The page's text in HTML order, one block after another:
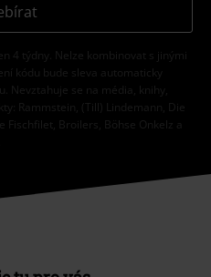
4 týdny. Nelze kombinovat s jinými
kódu bude sleva automaticky
Nevztahuje se na média, knihy,
Rammstein, (Till) Lindemann, Die
Broilers, Böhse Onkelz a